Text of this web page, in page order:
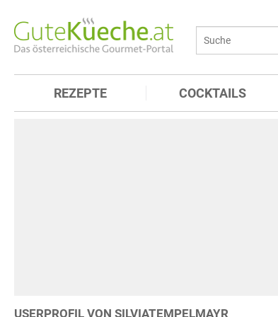
REZEPTE COCKTAILS
USERPROFIL VON SILVIATEMPELMAYR